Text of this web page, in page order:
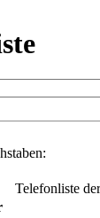
Telefonliste